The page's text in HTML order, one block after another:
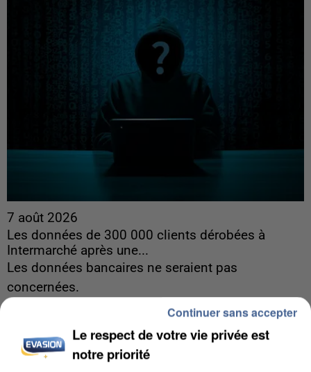
7 août 2026
Les données de 300 000 clients dérobées à
Intermarché après une...
Les données bancaires ne seraient pas
concernées.
Le respect de votre vie privée est
notre priorité
Continuer sans accepter